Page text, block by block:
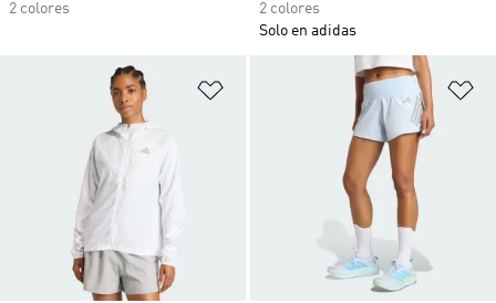
2 colores
2 colores
Solo en adidas
Añadir a la lista de deseos